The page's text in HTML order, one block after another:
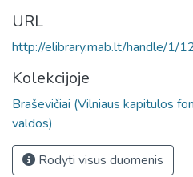
URL
http://elibrary.mab.lt/handle/1/
Kolekcijoje
Braševičiai (Vilniaus kapitulos
valdos)
Rodyti visus duomenis